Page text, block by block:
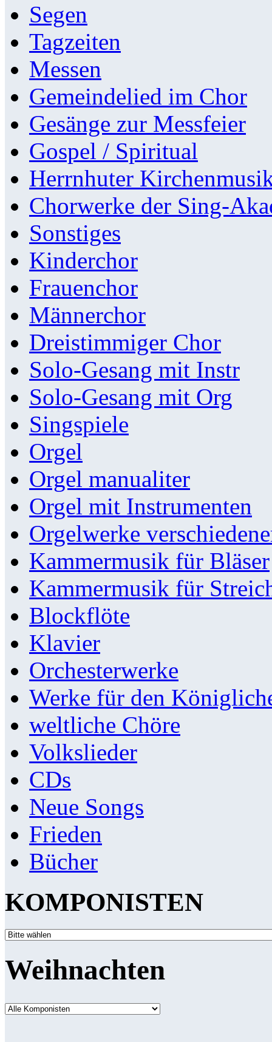
Segen
Tagzeiten
Messen
Gemeindelied im Chor
Gesänge zur Messfeier
Gospel / Spiritual
Herrnhuter
Chorwerke der Sing-
Sonstiges
Kinderchor
Frauenchor
Männerchor
Dreistimmiger Chor
Solo-Gesang mit Instr
Solo-Gesang mit Org
Singspiele
Orgel
Orgel manualiter
Orgel mit Instrumenten
Orgelwerke
Kammermusik für Bläser
Kammermusik für
Blockflöte
Klavier
Orchesterwerke
Werke für den
weltliche Chöre
Volkslieder
CDs
Neue Songs
Frieden
Bücher
KOMPONISTEN
Weihnachten